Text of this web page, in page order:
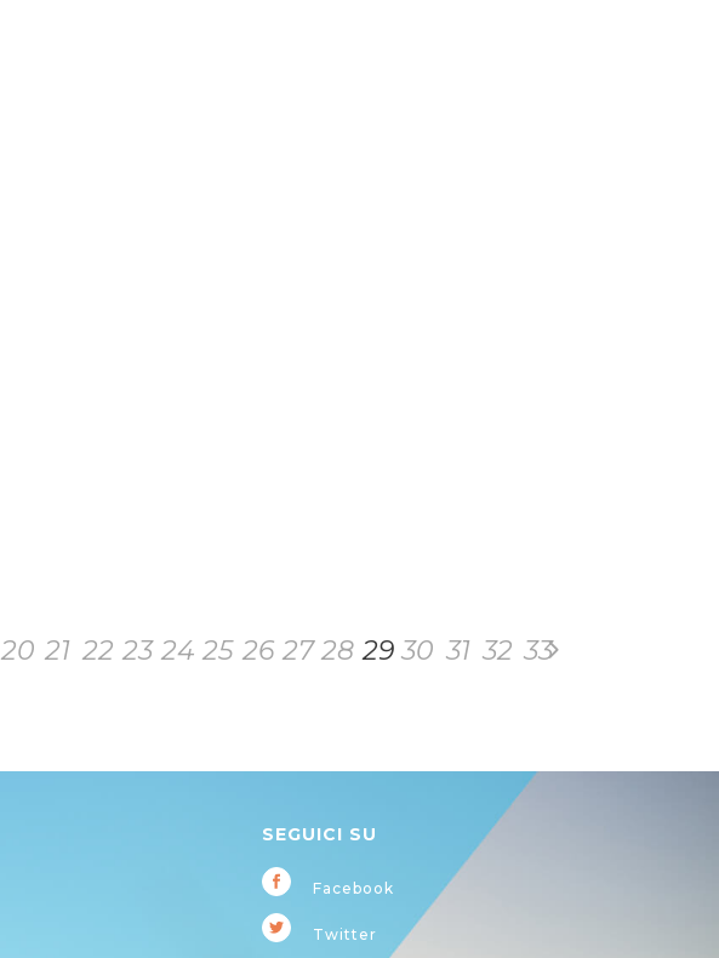
20 21 22 23 24 25 26 27 28 29 30 31 32 33
SEGUICI SU
Facebook
Twitter